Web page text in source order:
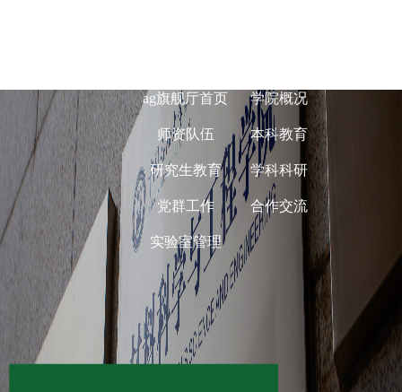
ag旗舰厅首页 学院概况
师资队伍 本科教育
研究生教育 学科科研
党群工作 合作交流
实验室管理